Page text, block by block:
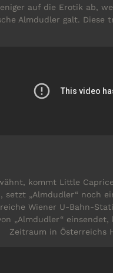
auf die Erotik ab,
Almdudler galt.
kommt Little
setzt „Almdudler“
Wiener U-Bahn-
„Almdudler“
Zeitraum in Österreichs